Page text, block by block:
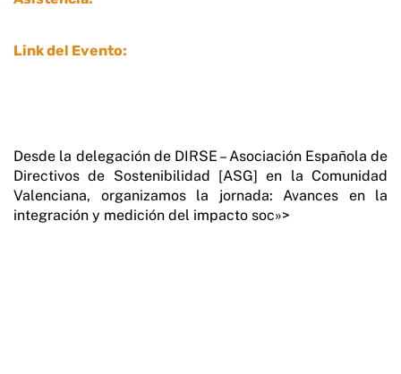
Link del Evento:
Desde la delegación de DIRSE – Asociación Española de
Directivos de Sostenibilidad [ASG] en la Comunidad
Valenciana, organizamos la jornada: Avances en la
integración y medición del impacto soc»>